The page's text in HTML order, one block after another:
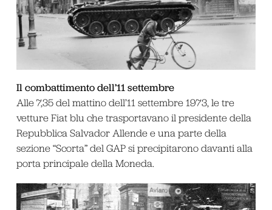
Il combattimento dell’11 settembre
Alle 7,35 del mattino dell’11 settembre 1973, le tre
vetture Fiat blu che trasportavano il presidente della
Repubblica Salvador Allende e una parte della
sezione “Scorta” del GAP si precipitarono davanti alla
porta principale della Moneda.